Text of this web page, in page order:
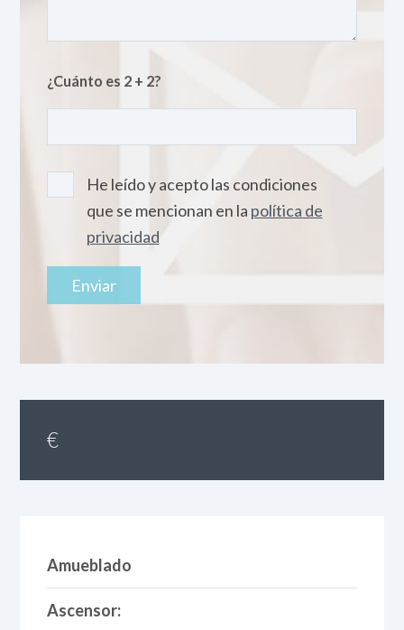
¿Cuánto es 2 + 2?
He leído y acepto las condiciones
que se mencionan en la política de
privacidad
€
Amueblado
Ascensor: